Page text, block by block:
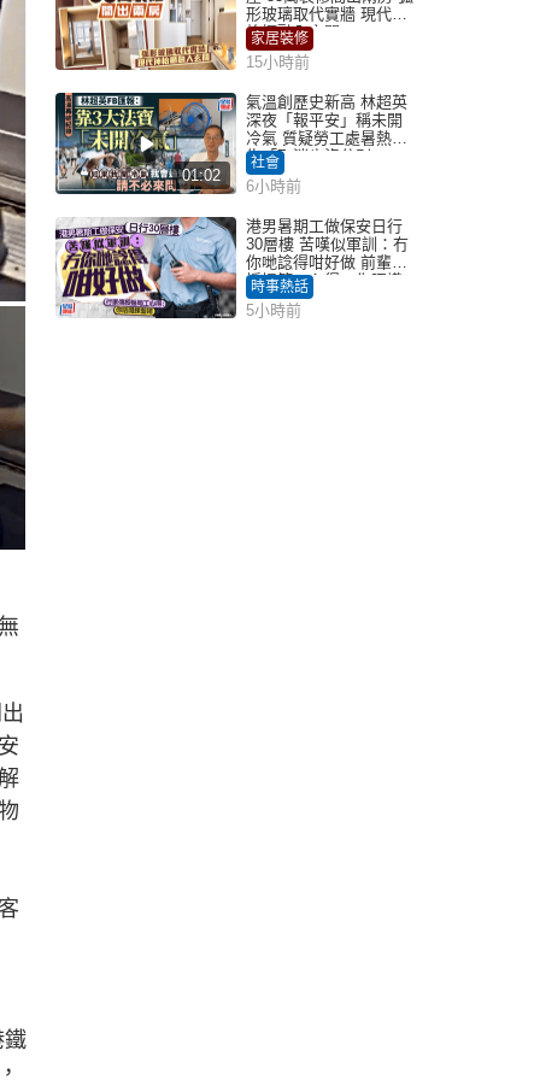
鐵
形玻璃取代實牆 現代神
枱櫃融入玄關
家居裝修
15小時前
01:02
氣溫創歷史新高 林超英
深夜「報平安」稱未開
冷氣 質疑勞工處暑熱警
告「取消也沒分別」
社會
6小時前
港男暑期工做保安日行
30層樓 苦嘆似軍訓：冇
你哋諗得咁好做 前輩傳
授搵筍工心得：你唔識
揀盤啫｜Juicy叮
時事熱話
5小時前